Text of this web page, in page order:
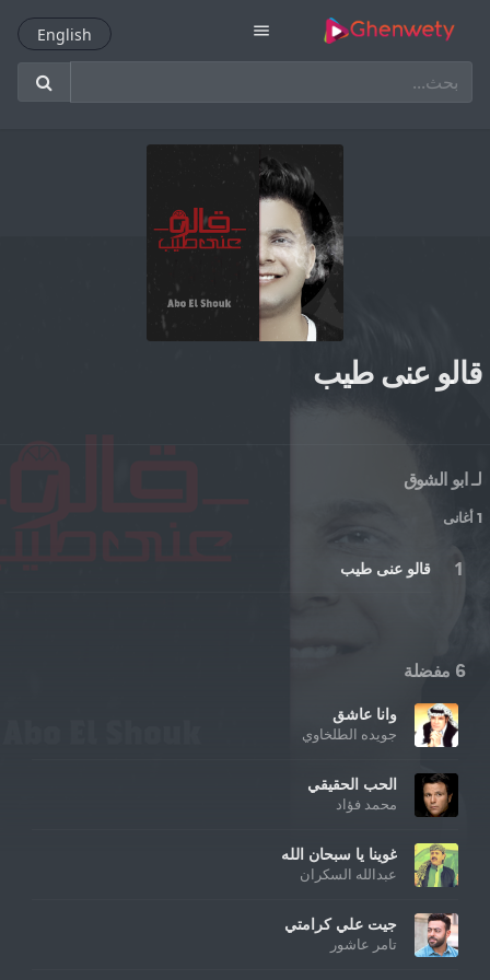
menu
English English
قالو عنى طيب
لـ ابو الشوق
1 أغانى
قالو عنى طيب
6 مفضلة
وانا عاشق
جويده الطلخاوي
الحب الحقيقي
محمد فؤاد
غوينا يا سبحان الله
عبدالله السكران
جيت علي كرامتي
تامر عاشور